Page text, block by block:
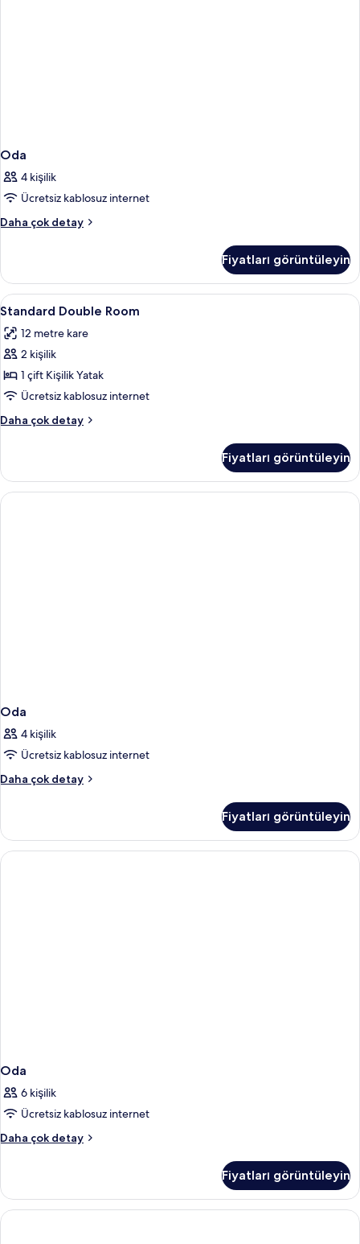
Oda
4 kişilik
Ücretsiz kablosuz internet
Daha çok detay
Oda
detay
Fiyatları görüntüleyin
Standard
Double
Room
için
tüm
fotoğrafları
görün
Kaliteli yatak takımı, Select Comfort
20
Standard Double Room
12 metre kare
2 kişilik
1 çift Kişilik Yatak
Ücretsiz kablosuz internet
Daha çok detay
Standard
daha
fazla
detay
Fiyatları görüntüleyin
Oda
4 kişilik
Ücretsiz kablosuz internet
Daha çok detay
Oda
detay
Fiyatları görüntüleyin
Oda
6 kişilik
Ücretsiz kablosuz internet
Daha çok detay
Oda
detay
Fiyatları görüntüleyin